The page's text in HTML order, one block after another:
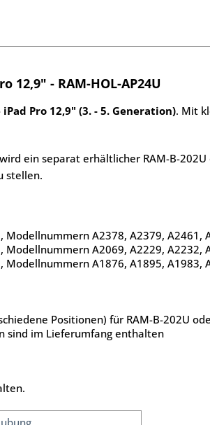
12,9" - RAM-HOL-AP24U
Pro 12,9" (3. - 5. Generation). Mit
ein separat erhältlicher RAM-B-
stellen.
A2378, A2379, A2461,
A2069, A2229, A2232,
Modellnummern A1876, A1895, A1983,
Positionen) für RAM-B-202U
sind im Lieferumfang enthalten